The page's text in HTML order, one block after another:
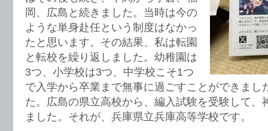
岡、広島と続きました。当時は今の
ような単身赴任という制度はなかっ
たと思います。その結果、私は転園
と転校を繰り返しました。幼稚園は
3つ、小学校は3つ、中学校こそ1つ
で入学から卒業まで無事に過ごすことができまし
た。広島の県立高校から、編入試験を受験して、
ました。それが、兵庫県立兵庫高等学校です。